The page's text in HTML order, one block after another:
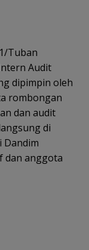
Tuban
Audit
dipimpin oleh
rombongan
dan audit
di
Dandim
dan anggota